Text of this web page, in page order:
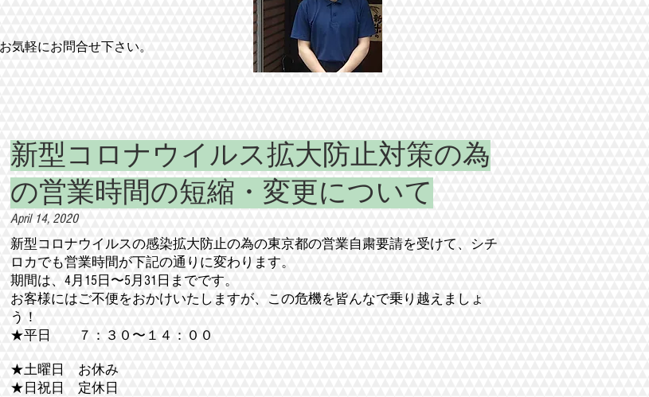
気軽にお問合せ下さい。
新型コロナウイルス拡大防止対策の為
の営業時間の短縮・変更について
April 14, 2020
新型コロナウイルスの感染拡大防止の為の東京都の営業自粛要請を受けて、シチ
ロカでも営業時間が下記の通りに変わります。
期間は、4月15日〜5月31日までです。
お客様にはご不便をおかけいたしますが、この危機を皆んなで乗り越えましょ
う！
★平日 ７：３０〜１４：００
★土曜日 お休み
★日祝日 定休日